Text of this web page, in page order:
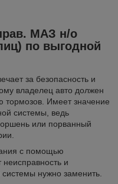
МАЗ н/о
по выгодной
за безопасность и
владелец авто должен
тормозов. Имеет значение
системы, ведь
или порванный
с помощью
и
системы нужно заменить.